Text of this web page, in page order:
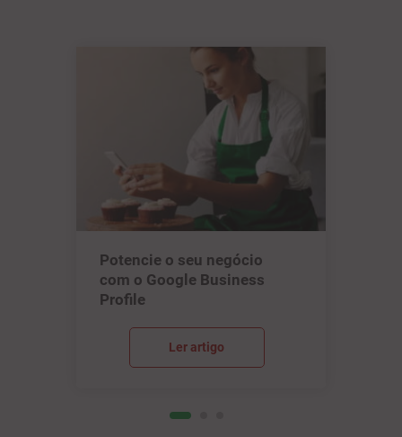
Potencie o seu negócio
com o Google Business
Profile
Ler artigo